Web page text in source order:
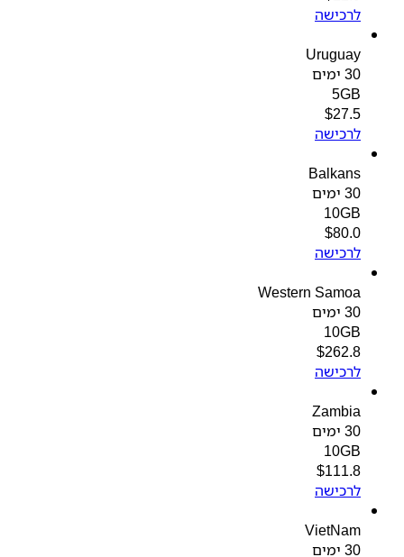
לרכישה
Uruguay
5GB
$27.5
לרכישה
Balkans
10GB
$80.0
לרכישה
Western Samoa
10GB
$262.8
לרכישה
Zambia
10GB
$111.8
לרכישה
VietNam